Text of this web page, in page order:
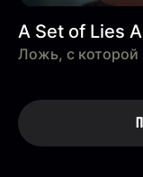
A Set of Lies
Ложь, с которой